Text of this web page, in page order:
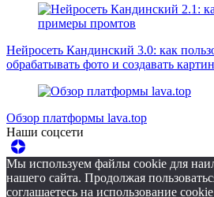
Нейросеть Кандинский 3.0: как
обрабатывать фото и создавать
Обзор платформы lava.top
Наши соцсети
Мы используем файлы cookie для
нашего сайта. Продолжая
соглашаетесь на использование